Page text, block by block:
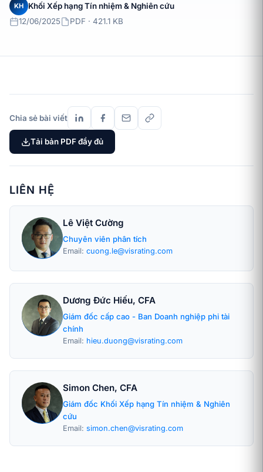
KH
Khối Xếp hạng Tín nhiệm & Nghiên cứu
12/06/2025
PDF · 421.1 KB
Chia sẻ bài viết
Tải bản PDF đầy đủ
LIÊN HỆ
Lê Việt Cường
Chuyên viên phân tích
Email: cuong.le@visrating.com
Dương Đức Hiếu, CFA
Giám đốc cấp cao - Ban Doanh nghiệp phi tài
chính
Email: hieu.duong@visrating.com
Simon Chen, CFA
Giám đốc Khối Xếp hạng Tín nhiệm & Nghiên
cứu
Email: simon.chen@visrating.com